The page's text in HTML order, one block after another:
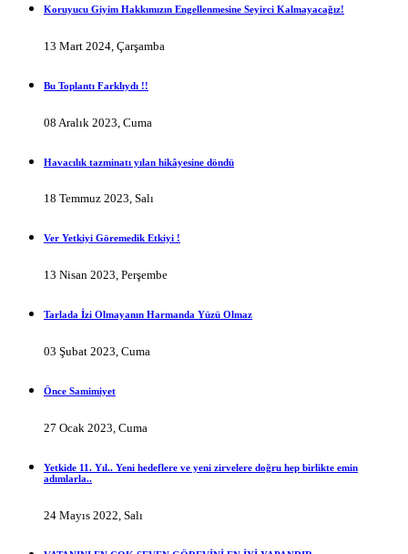
Koruyucu Giyim Hakkımızın Engellenmesine Seyirci Kalmayacağız!
13 Mart 2024, Çarşamba
Bu Toplantı Farklıydı !!
08 Aralık 2023, Cuma
Havacılık tazminatı yılan hikâyesine döndü
18 Temmuz 2023, Salı
Ver Yetkiyi Göremedik Etkiyi !
13 Nisan 2023, Perşembe
Tarlada İzi Olmayanın Harmanda Yüzü Olmaz
03 Şubat 2023, Cuma
Önce Samimiyet
27 Ocak 2023, Cuma
Yetkide 11. Yıl.. Yeni hedeflere ve yeni zirvelere doğru hep birlikte emin
adımlarla..
24 Mayıs 2022, Salı